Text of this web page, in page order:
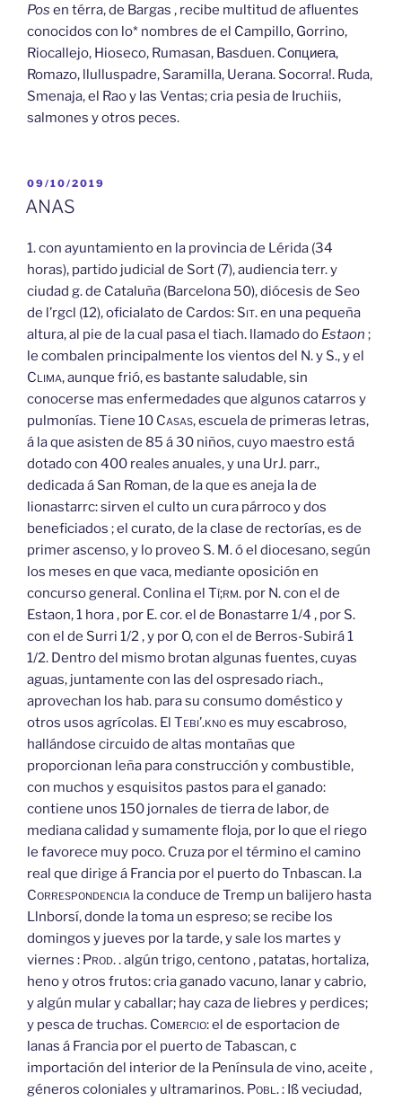
Pos en térra, de Bargas , recibe multitud de afluentes
conocidos con lo* nombres de el Campillo, Gorrino,
Riocallejo, Hioseco, Rumasan, Basduen. Сопциега,
Romazo, llulluspadre, Saramilla, Uerana. Socorra!. Ruda,
Smenaja, el Rao y las Ventas; cria pesia de Iruchiis,
salmones y otros peces.
PUBLICADO
EL
09/10/2019
ANAS
1. con ayuntamiento en la provincia de Lérida (34
horas), partido judicial de Sort (7), audiencia terr. y
ciudad g. de Cataluña (Barcelona 50), diócesis de Seo
de l’rgcl (12), oficialato de Cardos: Sit.en una pequeña
altura, al pie de la cual pasa el tiach. llamado do Estaon ;
le combalen principalmente los vientos del N. y S., y el
Clima,aunque frió, es bastante saludable, sin
conocerse mas enfermedades que algunos catarros y
pulmonías. Tiene 10 Casas,escuela de primeras letras,
á la que asisten de 85 á 30 niños, cuyo maestro está
dotado con 400 reales anuales, y una UrJ. parr.,
dedicada á San Roman, de la que es aneja la de
lionastarrc: sirven el culto un cura párroco y dos
beneficiados ; el curato, de la clase de rectorías, es de
primer ascenso, y lo proveo S. M. ó el diocesano, según
los meses en que vaca, mediante oposición en
concurso general. Conlina el Tí;rm. por N. con el de
Estaon, 1 hora , por E. cor. el de Bonastarre 1/4 , por S.
con el de Surri 1/2 , y por O, con el de Berros-Subirá 1
1/2. Dentro del mismo brotan algunas fuentes, cuyas
aguas, juntamente con las del ospresado riach.,
aprovechan los hab. para su consumo doméstico y
otros usos agrícolas. El Tebi’.knoes muy escabroso,
hallándose circuido de altas montañas que
proporcionan leña para construcción y combustible,
con muchos y esquisitos pastos para el ganado:
contiene unos 150 jornales de tierra de labor, de
mediana calidad y sumamente floja, por lo que el riego
le favorece muy poco. Cruza por el término el camino
real que dirige á Francia por el puerto do Tnbascan. I.a
Correspondencia la conduce de Tremp un balijero hasta
Llnborsí, donde la toma un espreso; se recibe los
domingos y jueves por la tarde, y sale los martes y
viernes : Prod.. algún trigo, centono , patatas, hortaliza,
heno y otros frutos: cria ganado vacuno, lanar y cabrio,
y algún mular y caballar; hay caza de liebres y perdices;
y pesca de truchas. Comercio:el de esportacion de
lanas á Francia por el puerto de Tabascan, с
importación del interior de la Península de vino, aceite ,
géneros coloniales y ultramarinos. Pobl.: Iß veciudad,